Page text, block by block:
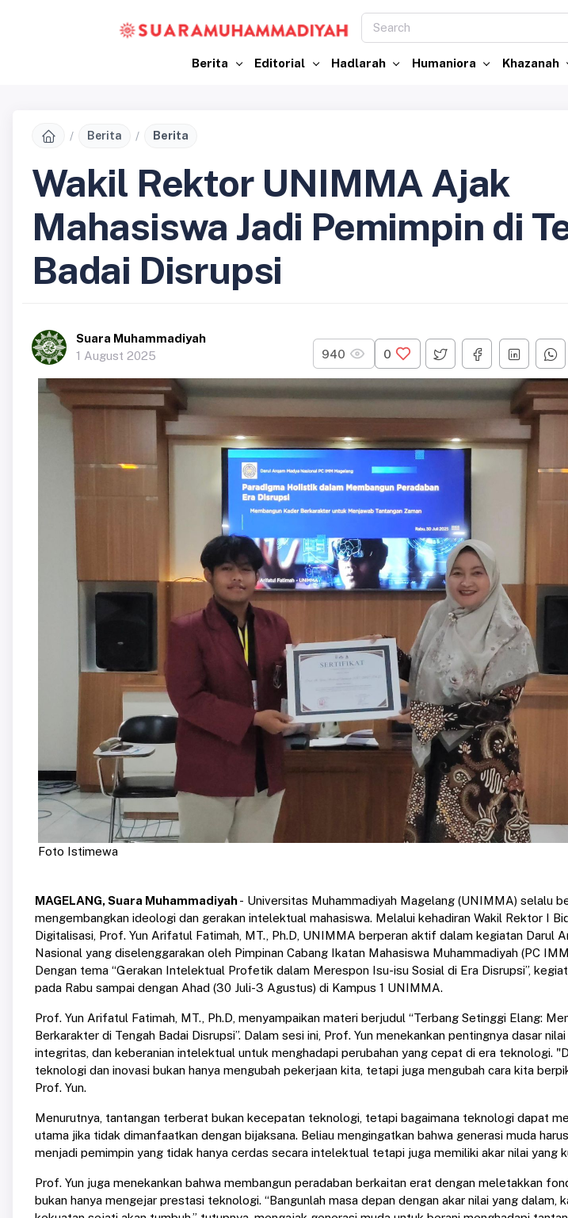
Berita Editorial Hadlarah Humaniora Khazanah
Berita Berita
Wakil Rektor UNIMMA Ajak
Mahasiswa Jadi Pemimpin di
Badai Disrupsi
Suara Muhammadiyah
1 August 2025
940 0
Foto Istimewa
MAGELANG, Suara Muhammadiyah- Universitas Muhammadiyah Magelang (UNIMMA) selalu
mengembangkan ideologi dan gerakan intelektual mahasiswa. Melalui kehadiran Wakil Rektor I
Digitalisasi, Prof. Yun Arifatul Fatimah, MT., Ph.D, UNIMMA berperan aktif dalam kegiatan Darul
Nasional yang diselenggarakan oleh Pimpinan Cabang Ikatan Mahasiswa Muhammadiyah (PC
Dengan tema “Gerakan Intelektual Profetik dalam Merespon Isu-isu Sosial di Era Disrupsi”,
pada Rabu sampai dengan Ahad (30 Juli-3 Agustus) di Kampus 1 UNIMMA.
Prof. Yun Arifatul Fatimah, MT., Ph.D, menyampaikan materi berjudul “Terbang Setinggi Elang:
Berkarakter di Tengah Badai Disrupsi”. Dalam sesi ini, Prof. Yun menekankan pentingnya dasar
integritas, dan keberanian intelektual untuk menghadapi perubahan yang cepat di era teknologi.
teknologi dan inovasi bukan hanya mengubah pekerjaan kita, tetapi juga mengubah cara kita
Prof. Yun.
Menurutnya, tantangan terberat bukan kecepatan teknologi, tetapi bagaimana teknologi dapat
utama jika tidak dimanfaatkan dengan bijaksana. Beliau mengingatkan bahwa generasi muda
menjadi pemimpin yang tidak hanya cerdas secara intelektual tetapi juga memiliki akar nilai yang
Prof. Yun juga menekankan bahwa membangun peradaban berkaitan erat dengan meletakkan
bukan hanya mengejar prestasi teknologi. “Bangunlah masa depan dengan akar nilai yang dalam,